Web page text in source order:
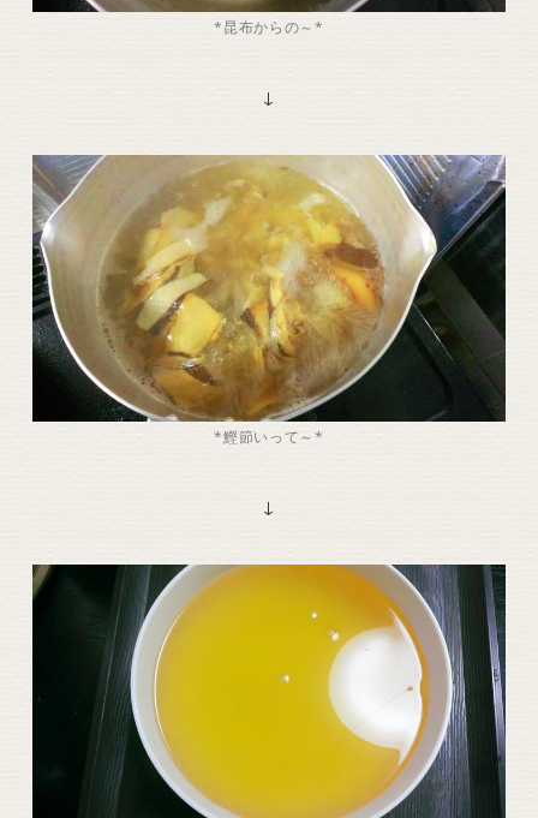
*昆布からの～*
↓
*鰹節いって～*
↓